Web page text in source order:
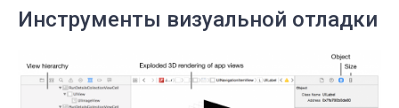
Инструменты визуальной отладки